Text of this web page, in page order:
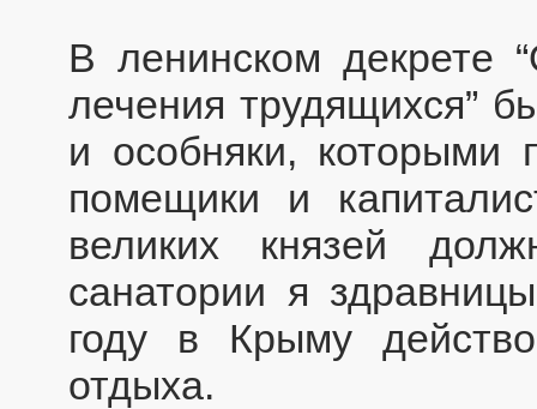
В ленинском декрете
лечения трудящихся”
и особняки, которыми
помещики и
великих князей
санатории я
году в Крыму
отдыха.